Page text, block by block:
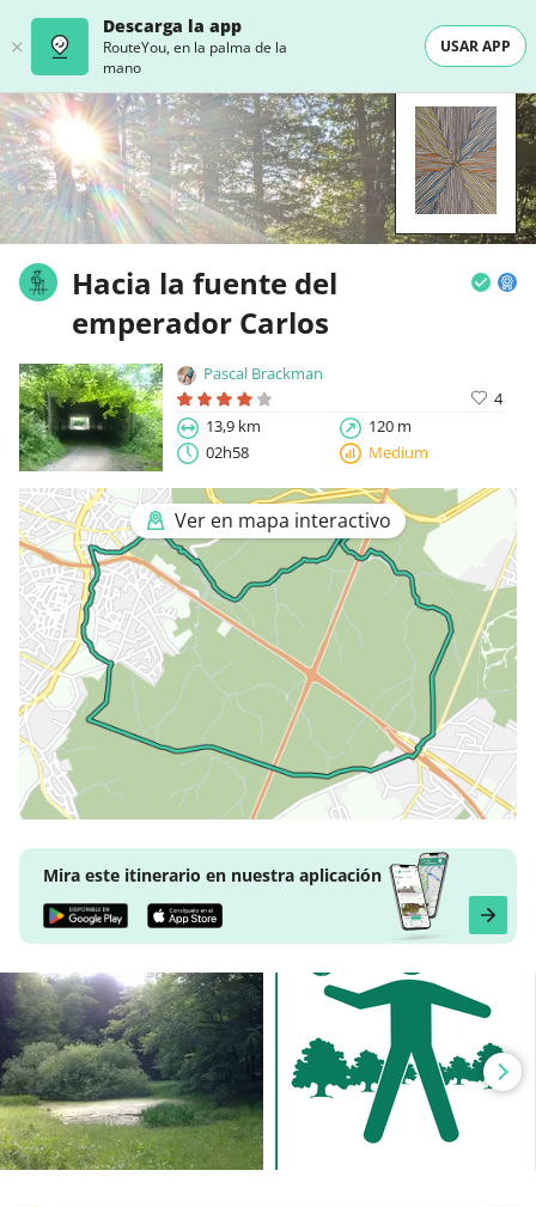
Descarga la app
RouteYou, en la palma de la
mano
USAR APP
Hacia la fuente del
emperador Carlos
Pascal Brackman
4
13,9 km
120 m
02h58
Medium
Ver en mapa interactivo
Mira este itinerario en nuestra aplicación